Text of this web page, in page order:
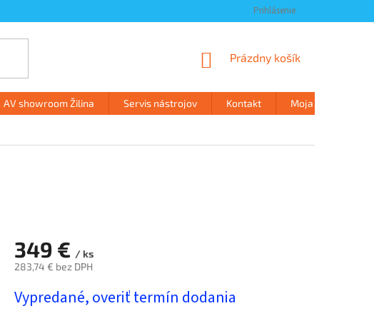
Prihlásenie
NÁKUPNÝ
Prázdny košík
AV showroom Žilina Servis nástrojov Kontakt Moja objednávka
349 € / ks
283,74 € bez DPH
cena:
Vypredané, overiť termín dodania